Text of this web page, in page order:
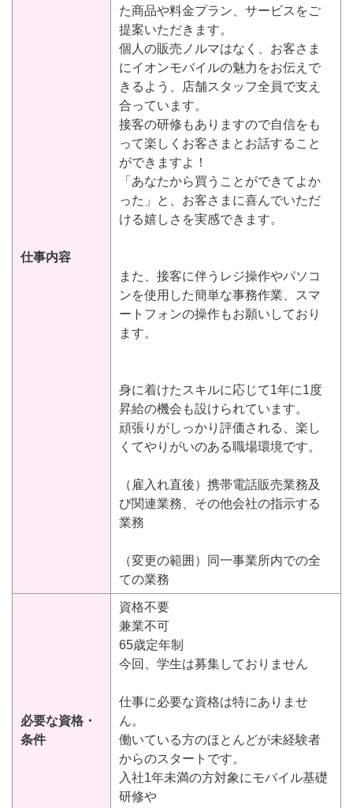
仕事内容
た商品や料金プラン、サービスをご
提案いただきます。
個人の販売ノルマはなく、お客さま
にイオンモバイルの魅力をお伝えで
きるよう、店舗スタッフ全員で支え
合っています。
接客の研修もありますので自信をも
って楽しくお客さまとお話すること
ができますよ！
「あなたから買うことができてよか
った」と、お客さまに喜んでいただ
ける嬉しさを実感できます。
また、接客に伴うレジ操作やパソコ
ンを使用した簡単な事務作業、スマ
ートフォンの操作もお願いしており
ます。
身に着けたスキルに応じて1年に1度
昇給の機会も設けられています。
頑張りがしっかり評価される、楽し
くてやりがいのある職場環境です。
（雇入れ直後）携帯電話販売業務及
び関連業務、その他会社の指示する
業務
（変更の範囲）同一事業所内での全
ての業務
必要な資格・
条件
資格不要
兼業不可
65歳定年制
今回、学生は募集しておりません
仕事に必要な資格は特にありませ
ん。
働いている方のほとんどが未経験者
からのスタートです。
入社1年未満の方対象にモバイル基礎
研修や